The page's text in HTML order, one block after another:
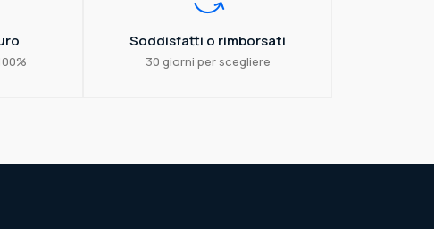
Soddisfatti o rimborsati
30 giorni per scegliere